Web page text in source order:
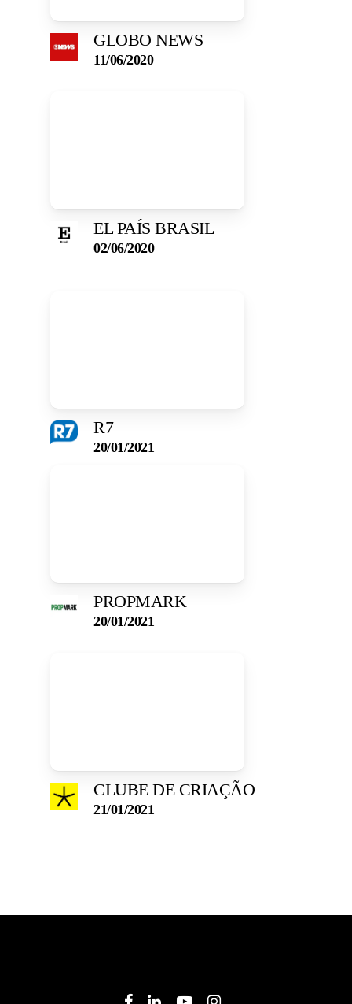
GLOBO NEWS
11/06/2020
EL PAÍS BRASIL
02/06/2020
R7
20/01/2021
PROPMARK
20/01/2021
CLUBE DE CRIAÇÃO
21/01/2021
facebooklinkedinyoutube instagram